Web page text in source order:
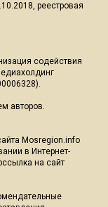
реестровая
содействия
авторов.
Mosregion.info
в Интернет-
на сайт